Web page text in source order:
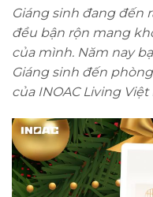
Giáng sinh đang đến
đều bận rộn mang
của mình. Năm nay
Giáng sinh đến
của INOAC Living